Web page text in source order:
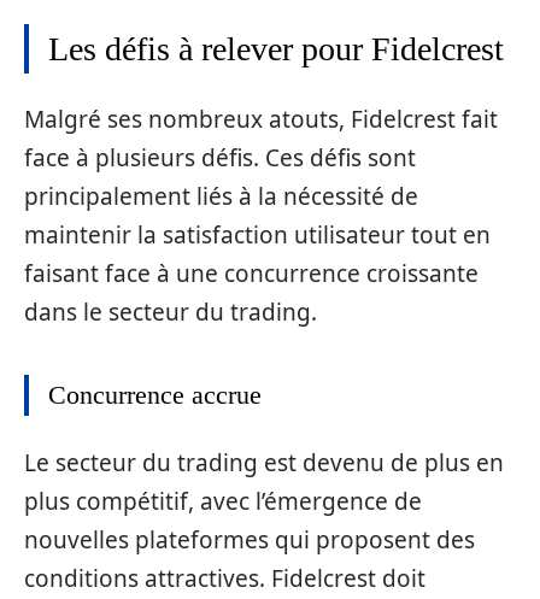
Les défis à relever pour Fidelcrest
Malgré ses nombreux atouts, Fidelcrest fait
face à plusieurs défis. Ces défis sont
principalement liés à la nécessité de
maintenir la satisfaction utilisateur tout en
faisant face à une concurrence croissante
dans le secteur du trading.
Concurrence accrue
Le secteur du trading est devenu de plus en
plus compétitif, avec l’émergence de
nouvelles plateformes qui proposent des
conditions attractives. Fidelcrest doit